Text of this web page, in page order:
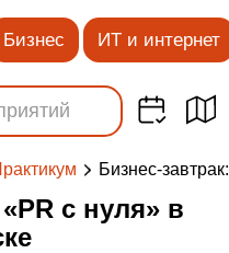
Бизнес ИТ и интернет
Бизнес-
с нуля» в